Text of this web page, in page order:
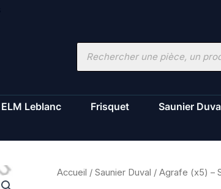
Recherche
ELM Leblanc Frisquet
Saunier
Accueil / Saunier Duval / Agrafe (x5) –
quantité